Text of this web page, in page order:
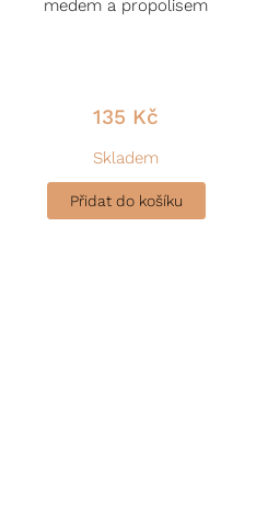
medem a propolisem
135 Kč
Skladem
Přidat do košíku